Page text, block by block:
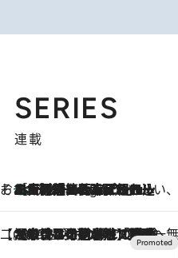
SERIES
連載
そおだよおこの関西おいしい、おやつ紀行6 Hours Ago
［大阪府箕面市］一皿一皿目の前で仕上げられる、料理を巧みに組み込んだアシェットデセールコース「ミチル アシェット デセール（Michiru assiette dessert）」
【CREA×星野リゾート】唯一無二。癒しと発見が待つ場所へ
2026.8.7
【トンボの足水浴】ヒノキの香りに包まれて涼感マックス！約13℃の湧水かけ流しを避暑地「星野温泉 トンボの湯」で体験